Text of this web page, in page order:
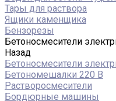
Тары для раствора
Ящики каменщика
Бензорезы
Бетоносмесители
Назад
Бетоносмесители
Бетономешалки 220 В
Растворосмесители
Бордюрные машины